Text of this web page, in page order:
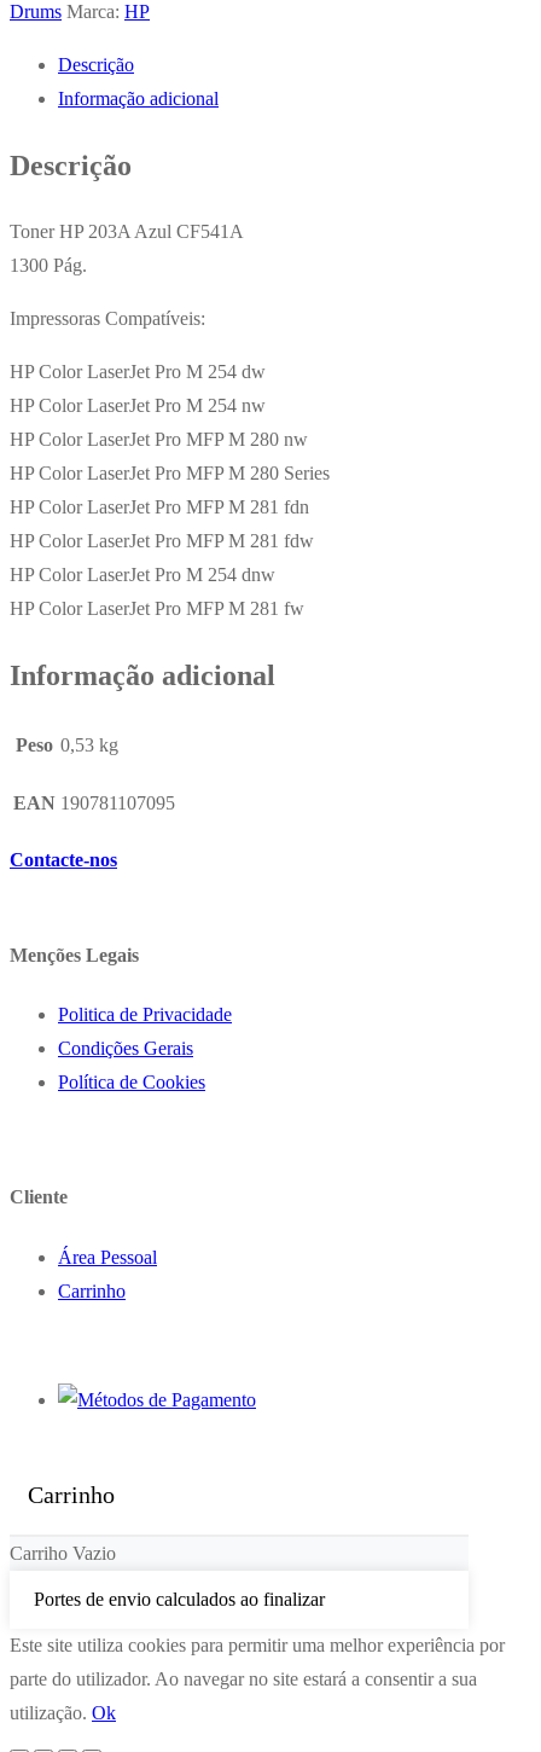
HP
CF541A
Pág.
Drums Marca: HP
Descrição
Informação adicional
Descrição
Toner HP 203A Azul CF541A
1300 Pág.
Impressoras Compatíveis:
HP Color LaserJet Pro M 254 dw
HP Color LaserJet Pro M 254 nw
HP Color LaserJet Pro MFP M 280 nw
HP Color LaserJet Pro MFP M 280 Series
HP Color LaserJet Pro MFP M 281 fdn
HP Color LaserJet Pro MFP M 281 fdw
HP Color LaserJet Pro M 254 dnw
HP Color LaserJet Pro MFP M 281 fw
Informação adicional
Peso 0,53 kg
EAN 190781107095
Contacte-nos
Menções Legais
Politica de Privacidade
Condições Gerais
Política de Cookies
Cliente
Área Pessoal
Carrinho
Carrinho
Carriho Vazio
Portes de envio calculados ao finalizar
Este site utiliza cookies para permitir uma melhor experiência por
parte do utilizador. Ao navegar no site estará a consentir a sua
utilização. Ok